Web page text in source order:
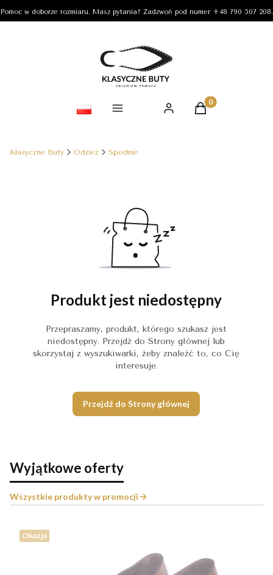
Pomoc w doborze rozmiaru. Masz pytania? Zadzwoń pod numer +48 790 507 208.
Produkty w
Klasyczne Buty Odzież Spodnie
Produkt jest niedostępny
Przepraszamy, produkt, którego szukasz jest
niedostępny. Przejdź do Strony głównej lub
skorzystaj z wyszukiwarki, żeby znaleźć to, co Cię
interesuje.
Przejdź do Strony głównej
Wyjątkowe oferty
Wszystkie produkty w promocji
Okazja